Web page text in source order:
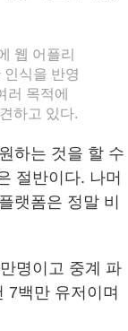
웹 어플리
식을 반영
러 목적에
하고 있다.
하는 것을 할 수
절반이다. 나머
랫폼은 정말 비
명이고 중계 파
7백만 유저이며